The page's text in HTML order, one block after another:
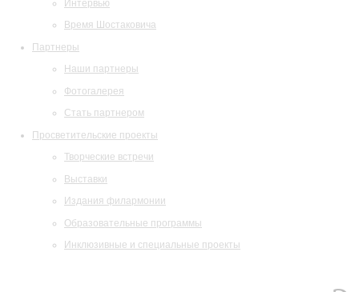
Интервью
Время Шостаковича
Партнеры
Наши партнеры
Фотогалерея
Стать партнером
Просветительские проекты
Творческие встречи
Выставки
Издания филармонии
Образовательные программы
Инклюзивные и специальные проекты